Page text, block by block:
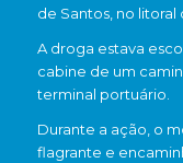
de Santos, no litoral
A droga estava
cabine de um
terminal portuário.
Durante a ação, o
flagrante e